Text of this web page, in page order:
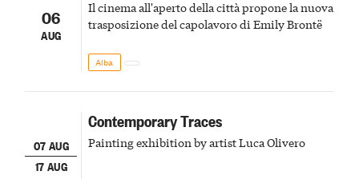
06
AUG
Il cinema all'aperto della città propone la nuova
trasposizione del capolavoro di Emily Brontë
Alba
07 AUG
17 AUG
Contemporary Traces
Painting exhibition by artist Luca Olivero